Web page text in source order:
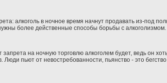
алкоголь в ночное время начнут продавать из-под
более действенные способы борьбы с алкоголизмом.
на ночную торговлю алкоголем будет, ведь он
пьют от невостребованности, пьянство - это бегство